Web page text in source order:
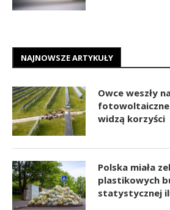
NAJNOWSZE ARTYKUŁY
Owce weszły
widzą korzyści
Polska miała
plastikowych
statystycznej